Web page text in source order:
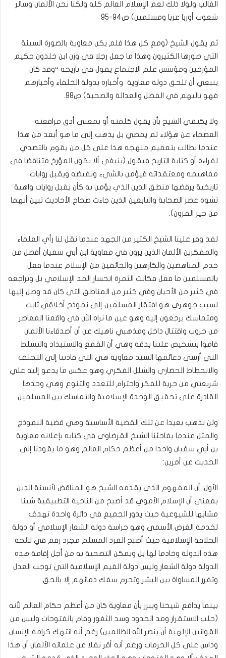
الغالب ولولا ذلك لعم الإسلام العالم كله ولكنا نحن الألمان وسائر
شعوب أوربا عربا ومسلمين) ص94-95
ثم يقول الشيخ (ومع كل هذا فلم يكن معاوية بالصورة السيئة
التي صورها الكثيرون وهذا ما جعل رجلا في وزن ابن خلدون حكيم
المؤرخين ومؤسس علم الاجتماع يقول في تاريخه “وقد كان
ينبغي أن تلحق دولة معاوية وأخباره بدولة الخلفاء وأخبارهم
فهو تاليهم في الفضل والعدالة والصحبة) ص98.
ولا يكتفي الشيخ بأن يقول كلمته أو بمعنى أدق مرافعته
العصماء عن هؤلاء ثم يمضي بل يذهب إلى ما هو أبعد من هذا
عندما يطالب بتعميم منهجه هذا على كل من يقوم بالتصدي
لقراءة أو كتابة التاريخ فيقول (ينبغي ألا يكون المؤرخ متناقضا في
مفاهيمه ومعتقداته فيؤمن بالشيء ونقيضه ويقبل روايات
تاريخية يرفضها منطق الدين الذي يؤمن به كأن يقبل روايات واهية
تشوه عصر الصحابة والتابعين الذين جاءت صحاح الأحاديث تبين أنهما
من خير القرون).
لقد وفر علينا الشيخ الكثير من الجهد عندما نقل لنا رأي العلماء
والمفكرين الألمان الذين يرون في معاوية ابن أبي سفيان أفضل من
خدم المناهضين والكارهين والخائفين من الإسلام عندما فعل
بالمسلمين ما فعل فكانت الثمرة انحسار المد الإسلامي بل وتراجعه
في كثير من الأحيان وفي كثير من المناطق التي كان قد وصل إليها
لسبب جوهري هو افتقار المسلمين إلى نموذج أخلاقي ثابت
ومتماسك يرجعون إليه وهو عين ما نراه الآن في واقعنا المعاصر
من حروب واقتتال داخل ومذهبي ناهيك عن أن أصدقاءنا الألمان
قاموا بتشخيص علتنا بدقة وهي أن القمع والاستبداد والتسلط
التي أرسى دعائمها السيد معاوية هي التي قادتنا إلى التخلف
والانحطاط الحضاري والشلل الفكري وهو عكس ما يدعو إليه علي
شريعتي من حرية للفكر واحترام للتعدد والتنوع وهي وحدها
القادرة على تحقيق الوحدة الإسلامية والتماسك بين المسلمين.
ولن نذهب بعيدا عن تلك القضية الأساسية وهي قضية النموذج
والمثل عندما يفاجئنا الشيخ القرضاوي في كتابه بإعلانه معاوية
بن أبي سفيان واحدا من أعظم حكام العالم وهو ما يقودنا إلى
الحديث عن أمرين:
الأول: أن المفهوم الذي يقدمه الشيخ هو المناقض لأنسنة الدين
بمعنى أن الإسلام الأموي قد أصبح من الناحية التطبيقية شيئا
مشابها للشيوعية حيث يدور الجميع في دائرة واحدة تهدف
لخدمة الغرض الأسمى وهو حراسة دولة الشعار الإسلامي أو دولة
الخلافة الإسلامية حيث أصبح الفرد المسلم مجرد رقم في لائحة
هذه الدولة وخادما لها بل ويمكن التضحية به من أجل إقامة هذه
الدولة دولة الشعار وليس دولة القيم الإسلامية التي توجب العدل
وتقرر المساواة بين البشر وتحرم سفك دمائهم إلا بالحق.
بينما يدافع شيخنا ويبرر بأن معاوية كان من أعظم حكام العالم لأنه
(جلب الاستقرار ومد الحدود وسد الثغور وقام بالفتوحات وليس من
القوانين الإلهية أن ينصر الله الظالمين) رغم أنه انتهك كرامة الإنسان
وداس على كل الحرمات ورغم أنه أقر نقلا عن علمائه الألمان أن هذا